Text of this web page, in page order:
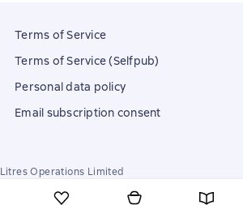
Terms of Service
Terms of Service (Selfpub)
Personal data policy
Email subscription consent
Litres Operations Limited